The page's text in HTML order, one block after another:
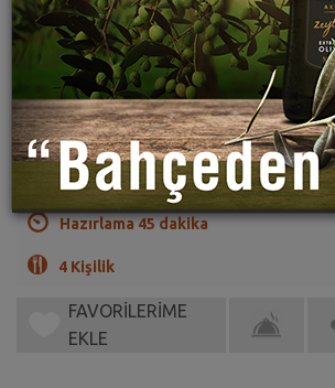
Bitlisli Kabak Dolması Tarifi
Sahrap Soysal
Kabak dolması bu defa Bitlis usulü
(0)
Hazırlama 45 dakika
4 Kişilik
FAVORİLERİME
EKLE